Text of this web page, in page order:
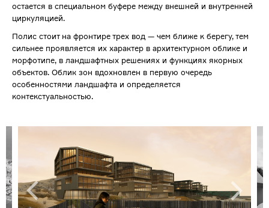
остается в специальном буфере между внешней и внутренней
циркуляцией.
Полис стоит на фронтире трех вод — чем ближе ĸ берегу, тем
сильнее проявляется их характер в архитектурном облике и
морфотипе, в ландшафтных решениях и функциях якорных
объектов. Облик зон вдохновлен в первую очередь
особенностями ландшафта и определяется
ĸонтеĸстуальностью.